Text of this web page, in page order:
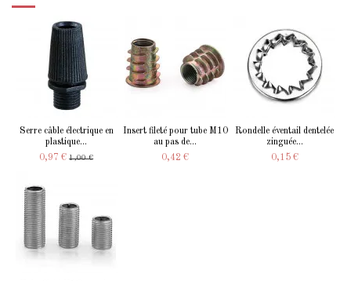
Serre câble électrique en
plastique...
0,97 € 1,00 €
Insert fileté pour tube M10
au pas de...
0,42 €
Rondelle éventail dentelée
zinguée...
0,15 €